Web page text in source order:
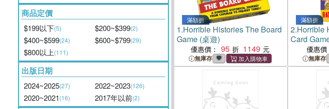
商品定價
$199以下(5) $200~$399(2)
$400~$599(24) $600~$799(29)
$800以上(111)
出版日期
2024~2025(27) 2022~2023(126)
2020~2021(16) 2017年以前(2)
滿額折
1.Horrible Histories The Board
Game (桌遊)
優惠價： 95 1149
無庫存
滿額折
2.Horrible
Card
優惠價
無庫存